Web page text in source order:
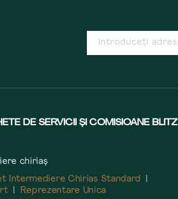
DE SERVICII ȘI COMISIOANE BLITZ
chiriaș
Intermediere Chirias Standard
Reprezentare Unica